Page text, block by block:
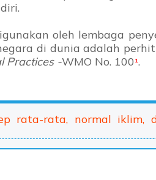
oleh lembaga
di dunia adalah
Practices -WMO No. 100¹.
rata-rata, normal iklim,